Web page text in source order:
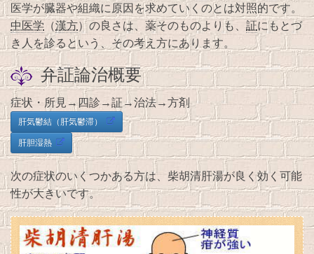
医学が臓器や組織に原因を求めていくのとは対照的です。
中医学 （漢方）の良さは、薬そのものよりも、 証にもとづ
き人を診るという、その考え方にあります。
弁証論治概要
症状・所見→四診→証→治法→方剤
肝気鬱結（肝気鬱滞）
肝胆湿熱
次の症状のいくつかある方は、柴胡清肝湯が良く効く可能
性が大きいです。